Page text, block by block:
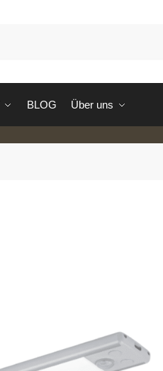
BLOG Über uns